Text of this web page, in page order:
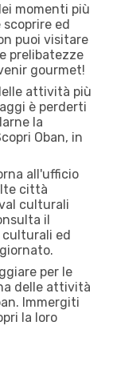
momenti più
ed
puoi visitare
prelibatezze
gourmet!
attività più
è perderti
la
Oban, in
all'ufficio
città
culturali
il
culturali ed
per le
delle attività
Immergiti
la loro